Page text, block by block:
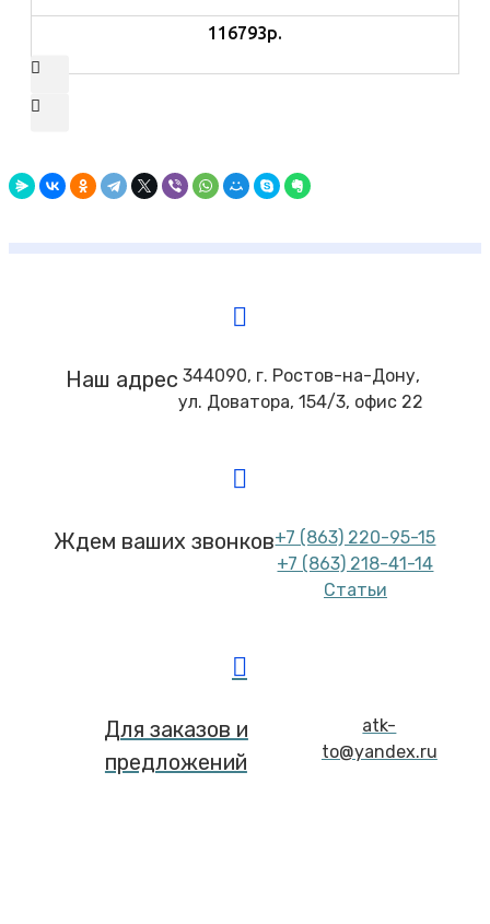
116793р.
Наш адрес 344090, г. Ростов-на-Дону,
ул. Доватора, 154/3, офис 22
Ждем ваших звонков+7 (863) 220-95-15
+7 (863) 218-41-14
Статьи
Для заказов и
предложений
atk-
to@yandex.ru